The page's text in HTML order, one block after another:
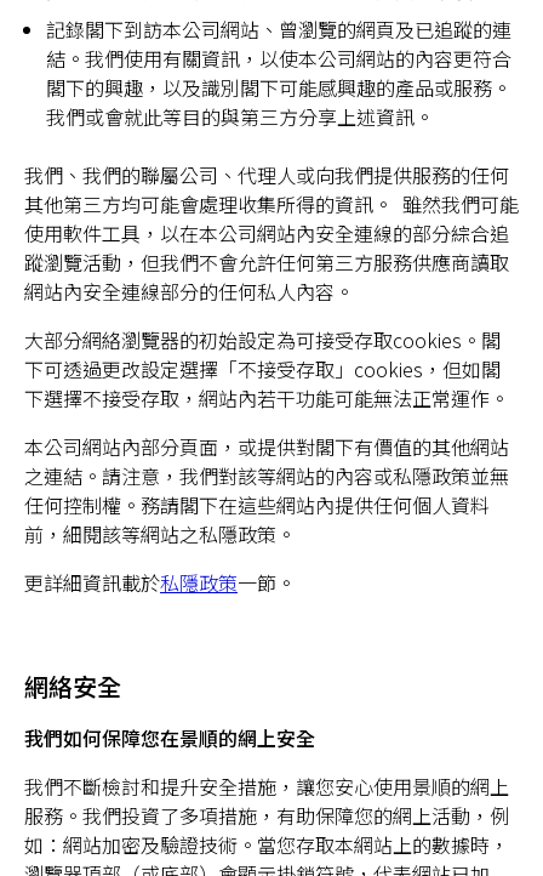
記錄閣下到訪本公司網站、曾瀏覽的網頁及已追蹤的連
結。我們使用有關資訊，以使本公司網站的內容更符合
閣下的興趣，以及識別閣下可能感興趣的產品或服務。
我們或會就此等目的與第三方分享上述資訊。
我們、我們的聯屬公司、代理人或向我們提供服務的任何
其他第三方均可能會處理收集所得的資訊。 雖然我們可能
使用軟件工具，以在本公司網站內安全連線的部分綜合追
蹤瀏覽活動，但我們不會允許任何第三方服務供應商讀取
網站內安全連線部分的任何私人內容。
大部分網絡瀏覽器的初始設定為可接受存取cookies。閣
下可透過更改設定選擇「不接受存取」cookies，但如閣
下選擇不接受存取，網站內若干功能可能無法正常運作。
本公司網站內部分頁面，或提供對閣下有價值的其他網站
之連結。請注意，我們對該等網站的內容或私隱政策並無
任何控制權。務請閣下在這些網站內提供任何個人資料
前，細閱該等網站之私隱政策。
更詳細資訊載於私隱政策一節。
網絡安全
我們如何保障您在景順的網上安全
我們不斷檢討和提升安全措施，讓您安心使用景順的網上
服務。我們投資了多項措施，有助保障您的網上活動，例
如：網站加密及驗證技術。當您存取本網站上的數據時，